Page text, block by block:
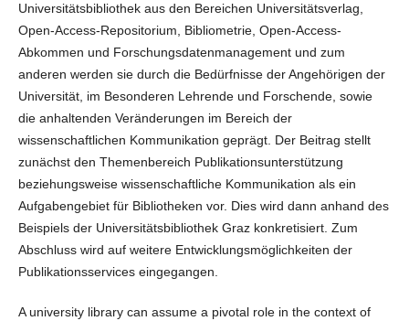
Universitätsbibliothek aus den Bereichen Universitätsverlag,
Open-Access-Repositorium, Bibliometrie, Open-Access-
Abkommen und Forschungsdatenmanagement und zum
anderen werden sie durch die Bedürfnisse der Angehörigen der
Universität, im Besonderen Lehrende und Forschende, sowie
die anhaltenden Veränderungen im Bereich der
wissenschaftlichen Kommunikation geprägt. Der Beitrag stellt
zunächst den Themenbereich Publikationsunterstützung
beziehungsweise wissenschaftliche Kommunikation als ein
Aufgabengebiet für Bibliotheken vor. Dies wird dann anhand des
Beispiels der Universitätsbibliothek Graz konkretisiert. Zum
Abschluss wird auf weitere Entwicklungsmöglichkeiten der
Publikationsservices eingegangen.
A university library can assume a pivotal role in the context of